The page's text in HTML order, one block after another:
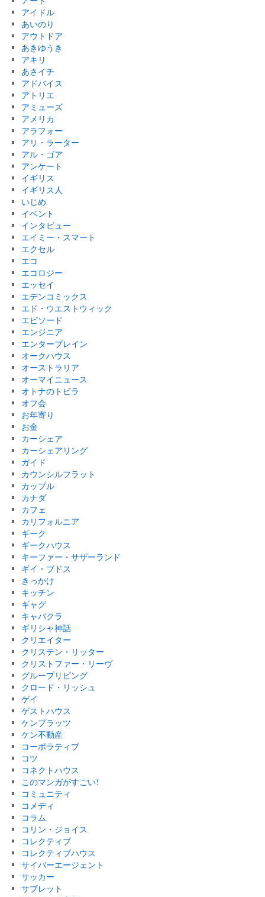
アイドル
あいのり
アウトドア
あきゆうき
アキリ
あさイチ
アドバイス
アトリエ
アミューズ
アメリカ
アラフォー
アリ・ラーター
アル・ゴア
アンケート
イギリス
イギリス人
いじめ
イベント
インタビュー
エイミー・スマート
エクセル
エコ
エコロジー
エッセイ
エデンコミックス
エド・ウエストウィック
エピソード
エンジニア
エンターブレイン
オークハウス
オーストラリア
オーマイニュース
オトナのトビラ
オフ会
お年寄り
お金
カーシェア
カーシェアリング
ガイド
カウンシルフラット
カップル
カナダ
カフェ
カリフォルニア
ギーク
ギークハウス
キーファー・サザーランド
ギイ・ブドス
きっかけ
キッチン
ギャグ
キャバクラ
ギリシャ神話
クリエイター
クリステン・リッター
クリストファー・リーヴ
グループリビング
クロード・リッシュ
ゲイ
ゲストハウス
ケンプラッツ
ケン不動産
コーポラティブ
コツ
コネクトハウス
このマンガがすごい!
コミュニティ
コメディ
コラム
コリン・ジョイス
コレクティブ
コレクティブハウス
サイバーエージェント
サッカー
サブレット